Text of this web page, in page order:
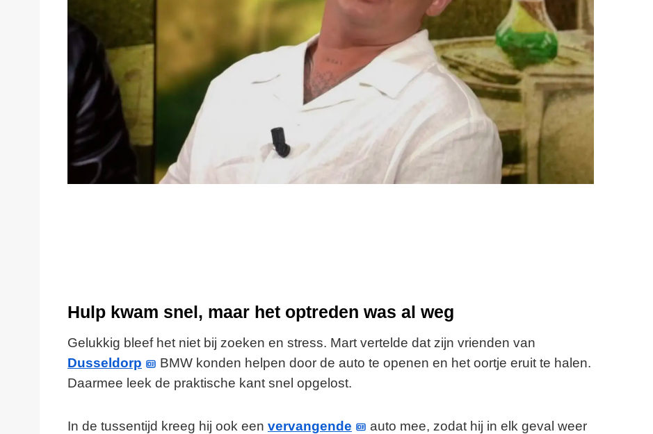
Hulp kwam snel, maar het optreden was al weg
Gelukkig bleef het niet bij zoeken en stress. Mart vertelde dat zijn vrienden van
Dusseldorp
BMW konden helpen door de auto te openen en het oortje eruit te halen.
Daarmee leek de praktische kant snel opgelost.
In de tussentijd kreeg hij ook een vervangende
auto mee, zodat hij in elk geval weer